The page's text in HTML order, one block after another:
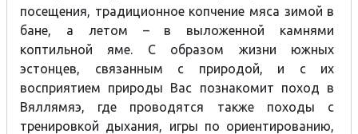
посещения, традиционное копчение мяса зимой в
бане, а летом – в выложенной камнями
коптильной яме. С образом жизни южных
эстонцев, связанным с природой, и с их
восприятием природы Вас познакомит поход в
Вяллямяэ, где проводятся также походы с
тренировкой дыхания, игры по ориентированию,